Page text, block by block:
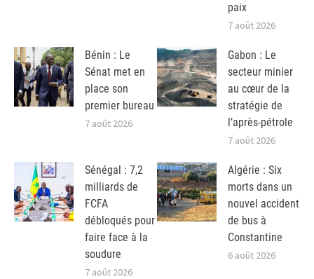
paix
7 août 2026
Bénin : Le
Sénat met en
place son
premier bureau
7 août 2026
Gabon : Le
secteur minier
au cœur de la
stratégie de
l’après-pétrole
7 août 2026
Sénégal : 7,2
milliards de
FCFA
débloqués pour
faire face à la
soudure
7 août 2026
Algérie : Six
morts dans un
nouvel accident
de bus à
Constantine
6 août 2026